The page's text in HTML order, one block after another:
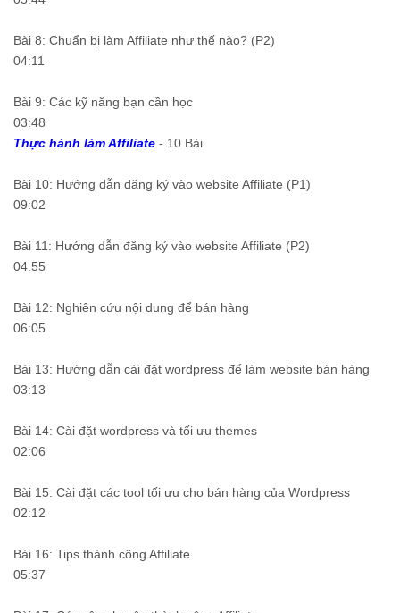
Bài 8: Chuẩn bị làm Affiliate như thế nào? (P2)
04:11
Bài 9: Các kỹ năng bạn cần học
03:48
Thực hành làm Affiliate - 10 Bài
Bài 10: Hướng dẫn đăng ký vào website Affiliate (P1)
09:02
Bài 11: Hướng dẫn đăng ký vào website Affiliate (P2)
04:55
Bài 12: Nghiên cứu nội dung để bán hàng
06:05
Bài 13: Hướng dẫn cài đặt wordpress để làm website bán hàng
03:13
Bài 14: Cài đặt wordpress và tối ưu themes
02:06
Bài 15: Cài đặt các tool tối ưu cho bán hàng của Wordpress
02:12
Bài 16: Tips thành công Affiliate
05:37